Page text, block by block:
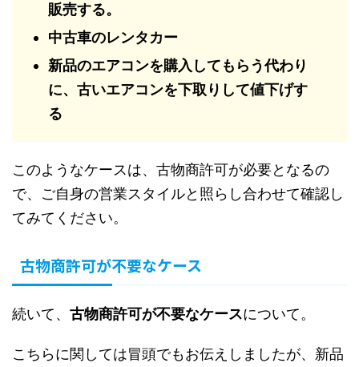
販売する。
中古車のレンタカー
新品のエアコンを購入してもらう代わり
に、古いエアコンを下取りして値下げす
る
このようなケースは、古物商許可が必要となるの
で、ご自身の営業スタイルと照らし合わせて確認し
てみてください。
古物商許可が不要なケース
続いて、 古物商許可が不要なケースについて。
こちらに関しては冒頭でもお伝えしましたが、新品